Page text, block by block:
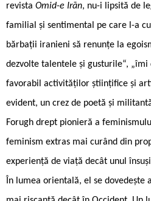
revista Omid-e Irān, nu-i lipsită de
familial și sentimental pe care l-a
bărbații iranieni să renunțe la
dezvolte talentele și gusturile“,
favorabil activităților științifice și
evident, un crez de poetă și
Forugh drept pionieră a
feminism extras mai curând din
experiență de viață decât unul
În lumea orientală, el se dovedește